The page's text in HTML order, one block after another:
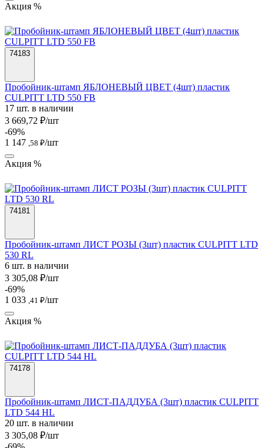
Акция %
74183
Пробойник-штамп ЯБЛОНЕВЫЙ ЦВЕТ (4шт) пластик
CULPITT LTD 550 FB
17 шт. в наличии
3 669,72 ₽/шт
-69%
1 147 ,58 ₽/шт
Акция %
74181
Пробойник-штамп ЛИСТ РОЗЫ (3шт) пластик CULPITT LTD
530 RL
6 шт. в наличии
3 305,08 ₽/шт
-69%
1 033 ,41 ₽/шт
Акция %
74178
Пробойник-штамп ЛИСТ-ПАДДУБА (3шт) пластик CULPITT
LTD 544 HL
20 шт. в наличии
3 305,08 ₽/шт